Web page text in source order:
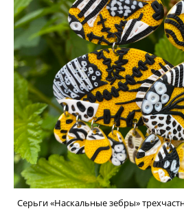
Серьги «Наскальные зебры»